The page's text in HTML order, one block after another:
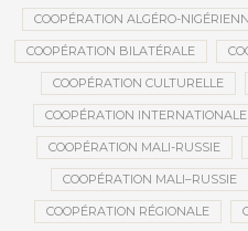
COOPÉRATION ALGÉRO-
COOPÉRATION BILATÉRALE
COOPÉRATION CULTURELLE
COOPÉRATION INTERNATIONALE
COOPÉRATION MALI-RUSSIE
COOPÉRATION MALI–RUSSIE
COOPÉRATION RÉGIONALE